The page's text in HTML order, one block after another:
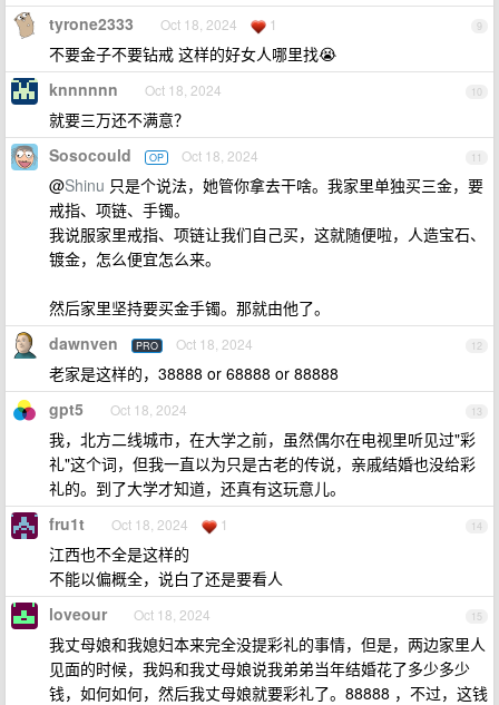
9
tyrone2333 Oct 18, 2024 1
不要金子不要钻戒 这样的好女人哪里找😭
10
knnnnnn Oct 18, 2024
就要三万还不满意？
11
Sosocould OP Oct 18, 2024
@Shinu 只是个说法，她管你拿去干啥。我家里单独买三金，要
戒指、项链、手镯。
我说服家里戒指、项链让我们自己买，这就随便啦，人造宝石、
镀金，怎么便宜怎么来。
然后家里坚持要买金手镯。那就由他了。
12
dawnven PRO Oct 18, 2024
老家是这样的，38888 or 68888 or 88888
13
gpt5 Oct 18, 2024
我，北方二线城市，在大学之前，虽然偶尔在电视里听见过"彩
礼"这个词，但我一直以为只是古老的传说，亲戚结婚也没给彩
礼的。到了大学才知道，还真有这玩意儿。
14
fru1t Oct 18, 2024 1
江西也不全是这样的
不能以偏概全，说白了还是要看人
15
loveour Oct 18, 2024
我丈母娘和我媳妇本来完全没提彩礼的事情，但是，两边家里人
见面的时候，我妈和我丈母娘说我弟弟当年结婚花了多少多少
钱，如何如何，然后我丈母娘就要彩礼了。88888 ，不过，这钱